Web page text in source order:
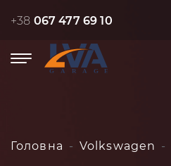
+38 067 477 69 10
Головна Volkswagen